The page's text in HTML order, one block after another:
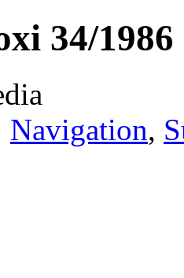
34/1986
Navigation,